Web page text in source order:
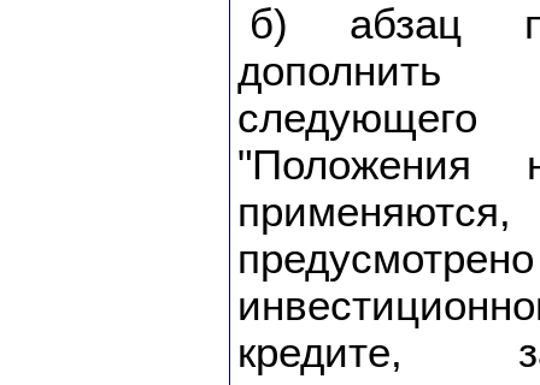
б) абзац
"Положения
кредите,